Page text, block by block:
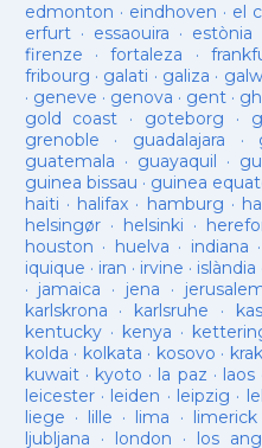
edmonton · eindhoven · el
erfurt· essaouira · estònia
firenze ·fortaleza ·
fribourg · galati · galiza ·
· geneve · genova · gent·
gold coast · goteborg ·
grenoble · guadalajara ·
guatemala · guayaquil ·
guinea bissau · guinea
haiti · halifax · hamburg ·
helsingør· helsinki ·
houston · huelva · indiana ·
iquique · iran · irvine · islàndia
· jamaica · jena ·
karlskrona · karlsruhe ·
kentucky· kenya ·
kolda · kolkata · kosovo ·
kuwait· kyoto · la paz · laos·
leicester· leiden · leipzig ·
liege · lille · lima · limerick
ljubljana · london · los